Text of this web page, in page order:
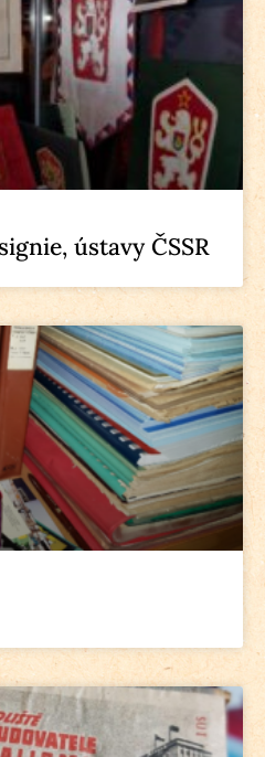
ústavy ČSSR